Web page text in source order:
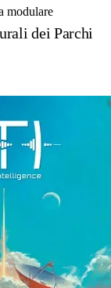
modulare
dei Parchi